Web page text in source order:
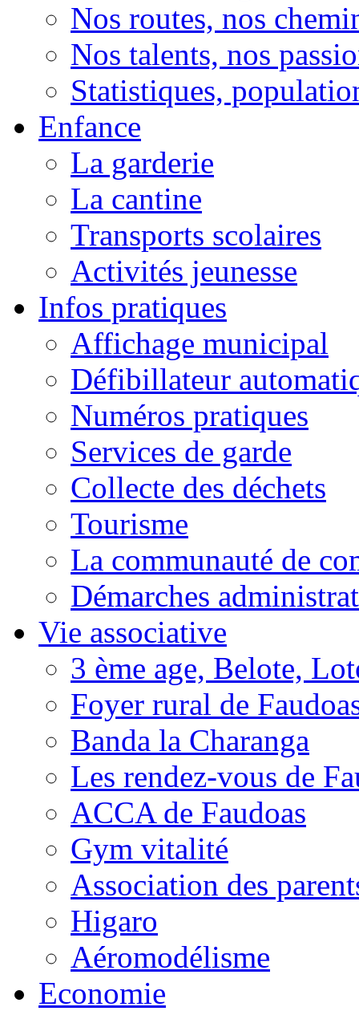
Nos routes, nos
Nos talents, nos
Statistiques,
Enfance
La garderie
La cantine
Transports scolaires
Activités jeunesse
Infos pratiques
Affichage municipal
Défibillateur
Numéros pratiques
Services de garde
Collecte des déchets
Tourisme
La communauté de
Démarches
Vie associative
3 ème age, Belote,
Foyer rural de
Banda la Charanga
Les rendez-vous de
ACCA de Faudoas
Gym vitalité
Association des
Higaro
Aéromodélisme
Economie